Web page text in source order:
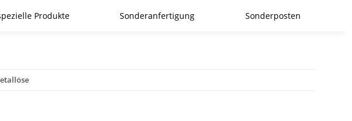
Produkte Sonderanfertigung Sonderposten